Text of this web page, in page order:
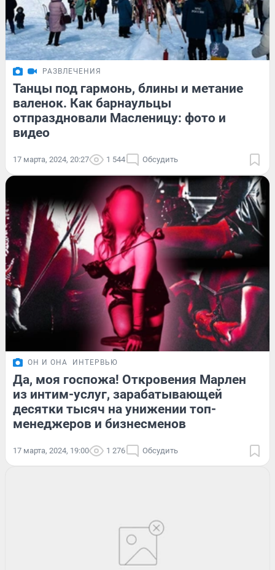
РАЗВЛЕЧЕНИЯ
Танцы под гармонь, блины и метание
валенок. Как барнаульцы
отпраздновали Масленицу: фото и
видео
17 марта, 2024, 20:27 1 544 Обсудить
ОН И ОНА ИНТЕРВЬЮ
Да, моя госпожа! Откровения Марлен
из интим-услуг, зарабатывающей
десятки тысяч на унижении топ-
менеджеров и бизнесменов
17 марта, 2024, 19:00 1 276 Обсудить